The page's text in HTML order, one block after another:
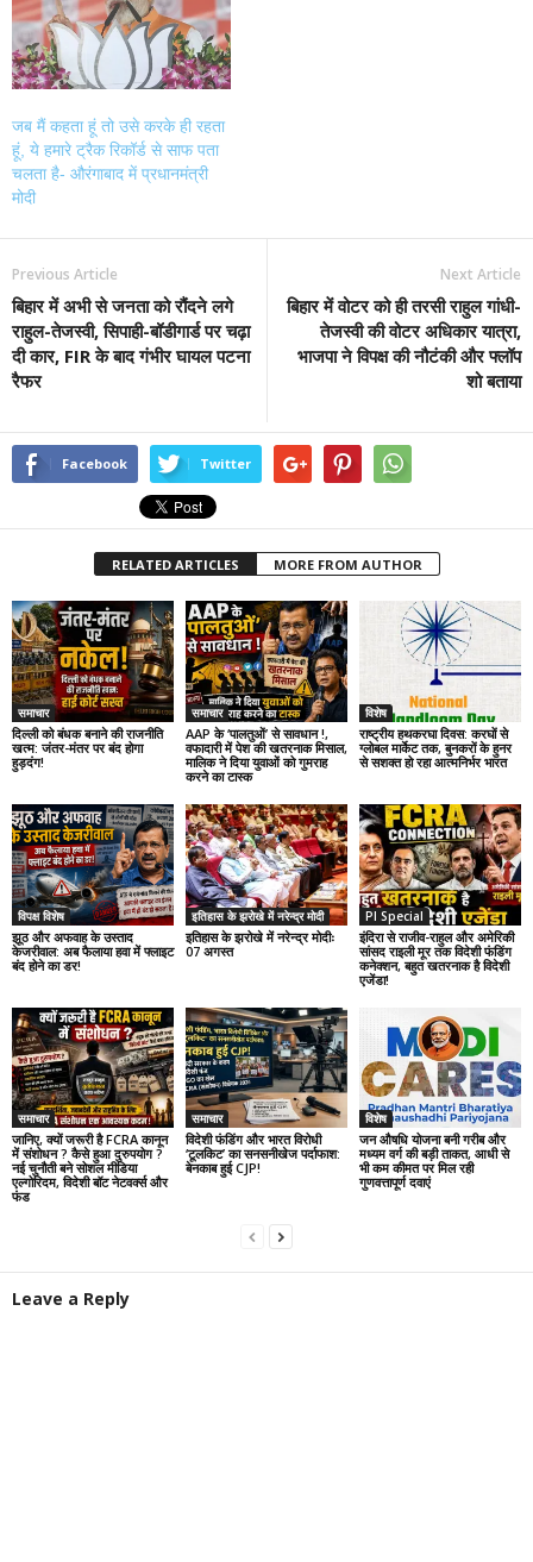
जब मैं कहता हूं तो उसे करके ही रहता
हूं, ये हमारे ट्रैक रिकॉर्ड से साफ पता
चलता है- औरंगाबाद में प्रधानमंत्री
मोदी
Previous Article
बिहार में अभी से जनता को रौंदने लगे
राहुल-तेजस्वी, सिपाही-बॉडीगार्ड पर चढ़ा
दी कार, FIR के बाद गंभीर घायल पटना
रैफर
Next Article
बिहार में वोटर को ही तरसी राहुल गांधी-
तेजस्वी की वोटर अधिकार यात्रा,
भाजपा ने विपक्ष की नौटंकी और फ्लॉप
शो बताया
Facebook Twitter
RELATED ARTICLES MORE FROM AUTHOR
समाचार
दिल्ली को बंधक बनाने की राजनीति
खत्म: जंतर-मंतर पर बंद होगा
हुड़दंग!
समाचार
AAP के ‘पालतुओं’ से सावधान !,
वफादारी में पेश की खतरनाक मिसाल,
मालिक ने दिया युवाओं को गुमराह
करने का टास्क
विशेष
राष्ट्रीय हथकरघा दिवस: करघों से
ग्लोबल मार्केट तक, बुनकरों के हुनर
से सशक्त हो रहा आत्मनिर्भर भारत
विपक्ष विशेष
झूठ और अफवाह के उस्ताद
केजरीवाल: अब फैलाया हवा में फ्लाइट
बंद होने का डर!
इतिहास के झरोखे में नरेन्द्र मोदी
इतिहास के झरोखे में नरेन्द्र मोदीः
07 अगस्त
PI Special
इंदिरा से राजीव-राहुल और अमेरिकी
सांसद राइली मूर तक विदेशी फंडिंग
कनेक्शन, बहुत खतरनाक है विदेशी
एजेंडा!
समाचार
जानिए, क्यों जरूरी है FCRA कानून
में संशोधन ? कैसे हुआ दुरुपयोग ?
नई चुनौती बने सोशल मीडिया
एल्गोरिदम, विदेशी बॉट नेटवर्क्स और
फंड
समाचार
विदेशी फंडिंग और भारत विरोधी
‘टूलकिट’ का सनसनीखेज पर्दाफाश:
बेनकाब हुई CJP!
विशेष
जन औषधि योजना बनी गरीब और
मध्यम वर्ग की बड़ी ताकत, आधी से
भी कम कीमत पर मिल रही
गुणवत्तापूर्ण दवाएं
Leave a Reply